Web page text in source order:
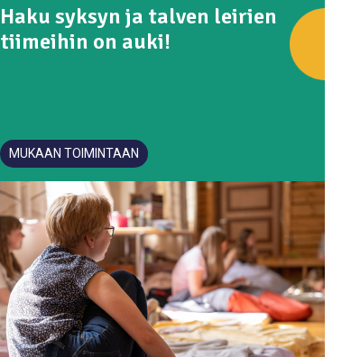
Haku syksyn ja talven leirien
tiimeihin on auki!
MUKAAN TOIMINTAAN